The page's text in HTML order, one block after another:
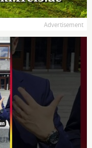
Advertisement